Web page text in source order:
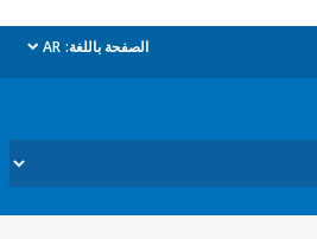
الصفحة باللغة: AR
dropdown